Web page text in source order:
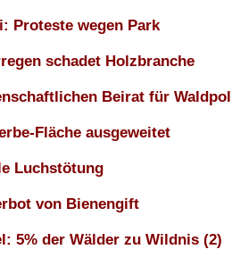
Proteste wegen Park
schadet Holzbranche
Beirat für
Fläche ausgeweitet
Luchstötung
von Bienengift
5% der Wälder zu Wildnis (2)